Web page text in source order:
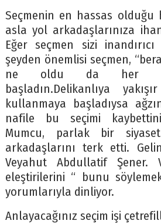
Seçmenin en hassas olduğu
asla yol arkadaşlarınıza
Eğer seçmen sizi
şeyden önemlisi seçmen,
ne oldu da her
başladın.Delikanlıya
kullanmaya başladıysa
nafile bu seçimi
Mumcu, parlak bir
arkadaşlarını terk etti.
Veyahut Abdullatif Şener.
eleştirilerini “ bunu
yorumlarıyla dinliyor.
Anlayacağınız seçim işi